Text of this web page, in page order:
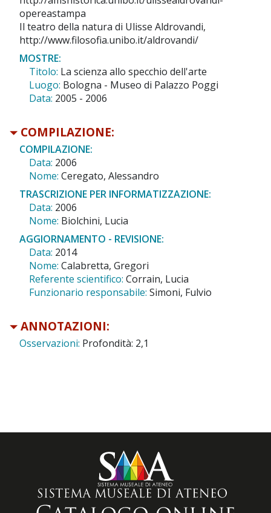
opereastampa
Il teatro della natura di Ulisse Aldrovandi,
http://www.filosofia.unibo.it/aldrovandi/
MOSTRE:
Titolo: La scienza allo specchio dell'arte
Luogo: Bologna - Museo di Palazzo Poggi
Data: 2005 - 2006
COMPILAZIONE:
COMPILAZIONE:
Data: 2006
Nome: Ceregato, Alessandro
TRASCRIZIONE PER INFORMATIZZAZIONE:
Data: 2006
Nome: Biolchini, Lucia
AGGIORNAMENTO - REVISIONE:
Data: 2014
Nome: Calabretta, Gregori
Referente scientifico: Corrain, Lucia
Funzionario responsabile: Simoni, Fulvio
ANNOTAZIONI:
Osservazioni: Profondità: 2,1